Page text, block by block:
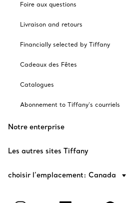
Foire aux questions
Livraison and retours
Financially selected by Tiffany
Cadeaux des Fêtes
Catalogues
Abonnement to Tiffany's courriels
Notre enterprise
Les autres sites Tiffany
choisir l’emplacement: Canada